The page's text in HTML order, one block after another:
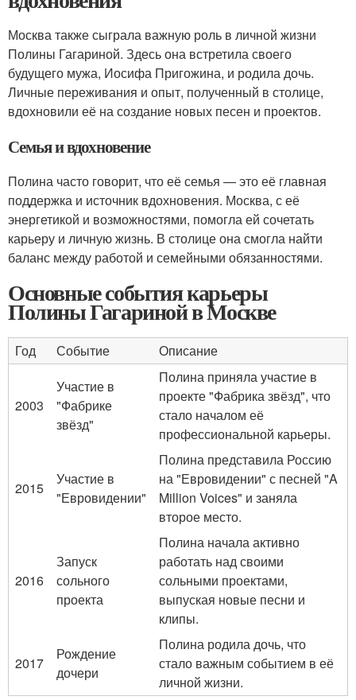
Москва также сыграла важную роль в личной жизни
Полины Гагариной. Здесь она встретила своего
будущего мужа, Иосифа Пригожина, и родила дочь.
Личные переживания и опыт, полученный в столице,
вдохновили её на создание новых песен и проектов.
Семья и вдохновение
Полина часто говорит, что её семья — это её главная
поддержка и источник вдохновения. Москва, с её
энергетикой и возможностями, помогла ей сочетать
карьеру и личную жизнь. В столице она смогла найти
баланс между работой и семейными обязанностями.
Основные события карьеры
Полины Гагариной в Москве
Год Событие Описание
2003
Участие в
"Фабрике
звёзд"
Полина приняла участие в
проекте "Фабрика звёзд", что
стало началом её
профессиональной карьеры.
2015
Участие в
"Евровидении"
Полина представила Россию
на "Евровидении" с песней "A
Million Voices" и заняла
второе место.
2016
Запуск
сольного
проекта
Полина начала активно
работать над своими
сольными проектами,
выпуская новые песни и
клипы.
2017
Рождение
дочери
Полина родила дочь, что
стало важным событием в её
личной жизни.